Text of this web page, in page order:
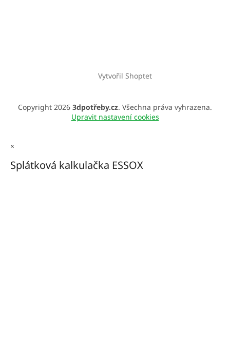
Vytvořil Shoptet
Copyright 2026 3dpotřeby.cz. Všechna práva vyhrazena.
Upravit nastavení cookies
×
Splátková kalkulačka ESSOX